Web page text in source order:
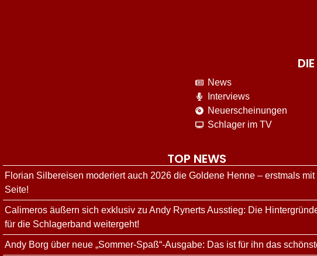
News
Interviews
Neuerscheinungen
Schlager im TV
TOP NEWS
Florian Silbereisen moderiert auch 2026 die Goldene Henne – erstmals
Seite!
Calimeros äußern sich exklusiv zu Andy Rynerts Ausstieg: Die
für die Schlagerband weitergeht!
Andy Borg über neue „Sommer-Spaß“-Ausgabe: Das ist für ihn das